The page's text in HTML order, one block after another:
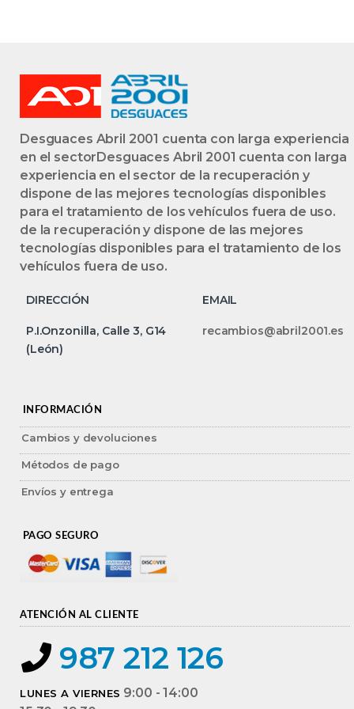
Desguaces Abril 2001 cuenta con larga experiencia
en el sectorDesguaces Abril 2001 cuenta con larga
experiencia en el sector de la recuperación y
dispone de las mejores tecnologías disponibles
para el tratamiento de los vehículos fuera de uso.
de la recuperación y dispone de las mejores
tecnologías disponibles para el tratamiento de los
vehículos fuera de uso.
DIRECCIÓN EMAIL
P.I.Onzonilla, Calle 3, G14
(León)
recambios@abril2001.es
INFORMACIÓN
Cambios y devoluciones
Métodos de pago
Envíos y entrega
PAGO SEGURO
ATENCIÓN AL CLIENTE
987 212 126
LUNES A VIERNES 9:00 - 14:00